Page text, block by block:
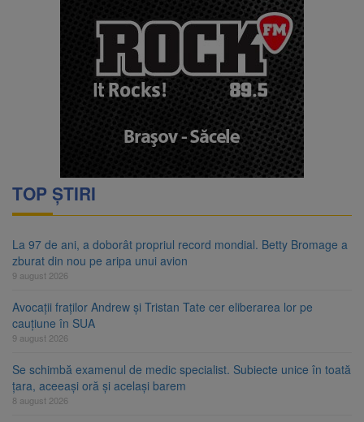
TOP ȘTIRI
La 97 de ani, a doborât propriul record mondial. Betty Bromage a
zburat din nou pe aripa unui avion
9 august 2026
Avocații fraților Andrew și Tristan Tate cer eliberarea lor pe
cauțiune în SUA
9 august 2026
Se schimbă examenul de medic specialist. Subiecte unice în toată
țara, aceeași oră și același barem
8 august 2026